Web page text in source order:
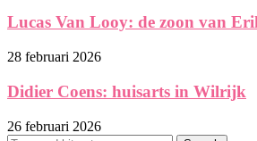
Lucas Van Looy: de zoon van
28 februari 2026
Didier Coens: huisarts in Wilrijk
26 februari 2026